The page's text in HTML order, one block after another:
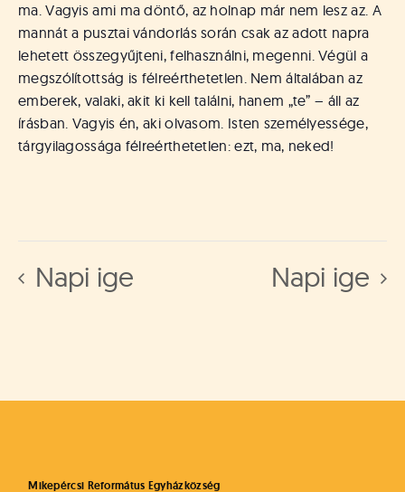
ma. Vagyis ami ma döntő, az holnap már nem lesz az. A
mannát a pusztai vándorlás során csak az adott napra
lehetett összegyűjteni, felhasználni, megenni. Végül a
megszólítottság is félreérthetetlen. Nem általában az
emberek, valaki, akit ki kell találni, hanem „te” – áll az
írásban. Vagyis én, aki olvasom. Isten személyessége,
tárgyilagossága félreérthetetlen: ezt, ma, neked!
Napi ige Napi ige
Mikepércsi Református Egyházközség